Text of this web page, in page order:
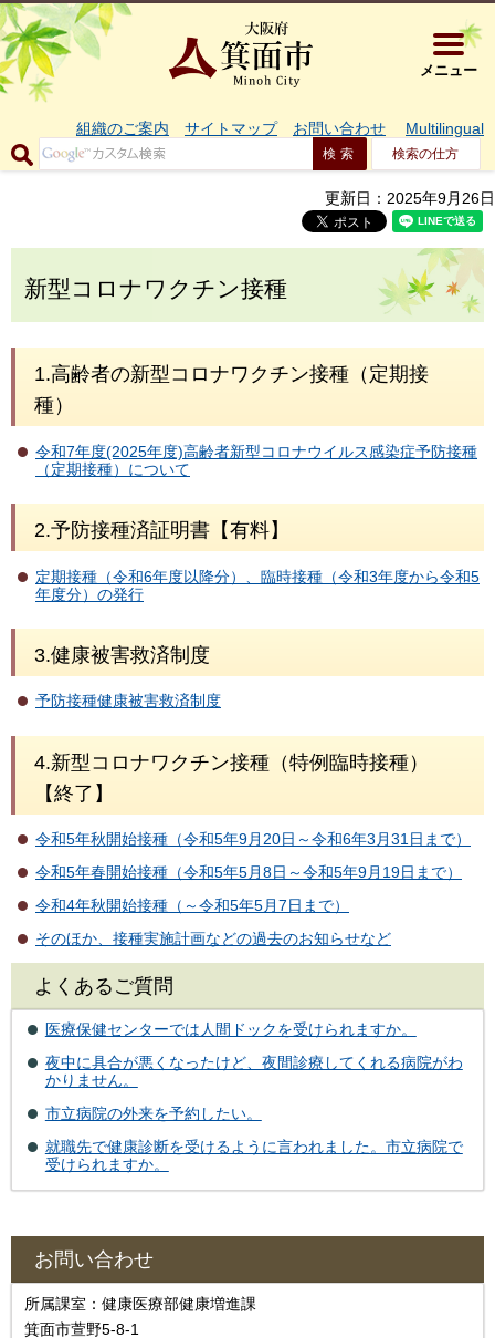
大阪府箕
メニュー
組織のご案内 サイトマップ お問い合わせ Multilingual
検索の仕方
更新日：2025年9月26日
新型コロナワクチン接種
1.高齢者の新型コロナワクチン接種（定期接
種）
令和7年度(2025年度)高齢者新型コロナウイルス感染症予防接種
（定期接種）について
2.予防接種済証明書【有料】
定期接種（令和6年度以降分）、臨時接種（令和3年度から令和5
年度分）の発行
3.健康被害救済制度
予防接種健康被害救済制度
4.新型コロナワクチン接種（特例臨時接種）
【終了】
令和5年秋開始接種（令和5年9月20日～令和6年3月31日まで）
令和5年春開始接種（令和5年5月8日～令和5年9月19日まで）
令和4年秋開始接種（～令和5年5月7日まで）
そのほか、接種実施計画などの過去のお知らせなど
よくあるご質問
医療保健センターでは人間ドックを受けられますか。
夜中に具合が悪くなったけど、夜間診療してくれる病院がわ
かりません。
市立病院の外来を予約したい。
就職先で健康診断を受けるように言われました。市立病院で
受けられますか。
お問い合わせ
所属課室：健康医療部健康増進課
箕面市萱野5-8-1